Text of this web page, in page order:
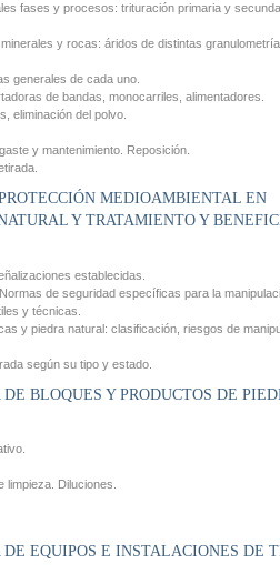
fases y procesos: trituración primaria y
y rocas: áridos de distintas
generales de cada uno.
de bandas, monocarriles, alimentadores.
eliminación del polvo.
y mantenimiento. Reposición.
MEDIOAMBIENTAL EN
Y TRATAMIENTO Y
establecidas.
de seguridad específicas para la
y técnicas.
y piedra natural: clasificación, riesgos de
según su tipo y estado.
BLOQUES Y PRODUCTOS DE
Diluciones.
EQUIPOS E INSTALACIONES DE